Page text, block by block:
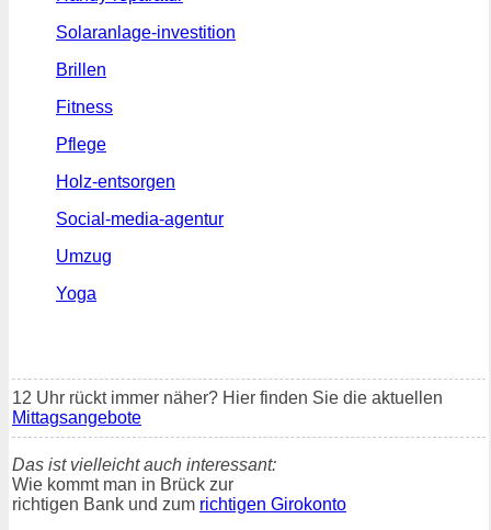
Solaranlage-investition
Brillen
Fitness
Pflege
Holz-entsorgen
Social-media-agentur
Umzug
Yoga
12 Uhr rückt immer näher? Hier finden Sie die aktuellen
Mittagsangebote
Das ist vielleicht auch interessant:
Wie kommt man in Brück zur
richtigen Bank und zum richtigen Girokonto